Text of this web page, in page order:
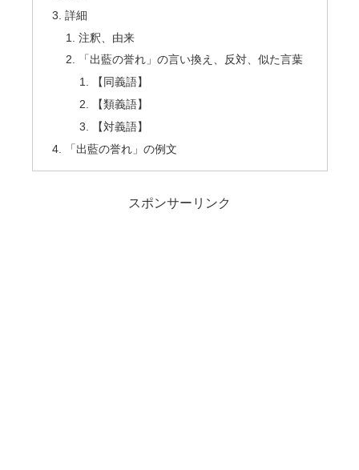
詳細
注釈、由来
「出藍の誉れ」の言い換え、反対、似た言葉
【同義語】
【類義語】
【対義語】
「出藍の誉れ」の例文
スポンサーリンク